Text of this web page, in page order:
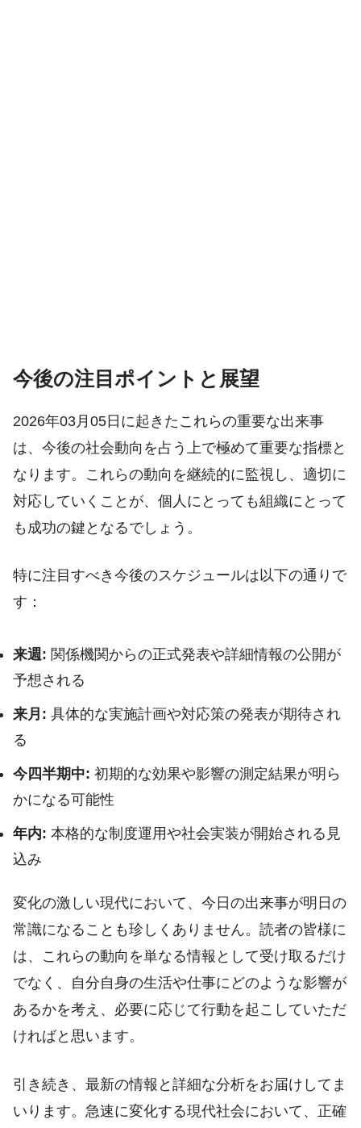
今後の注目ポイントと展望
2026年03月05日に起きたこれらの重要な出来事
は、今後の社会動向を占う上で極めて重要な指標と
なります。これらの動向を継続的に監視し、適切に
対応していくことが、個人にとっても組織にとって
も成功の鍵となるでしょう。
特に注目すべき今後のスケジュールは以下の通りで
す：
来週: 関係機関からの正式発表や詳細情報の公開が
予想される
来月: 具体的な実施計画や対応策の発表が期待され
る
今四半期中: 初期的な効果や影響の測定結果が明ら
かになる可能性
年内: 本格的な制度運用や社会実装が開始される見
込み
変化の激しい現代において、今日の出来事が明日の
常識になることも珍しくありません。読者の皆様に
は、これらの動向を単なる情報として受け取るだけ
でなく、自分自身の生活や仕事にどのような影響が
あるかを考え、必要に応じて行動を起こしていただ
ければと思います。
引き続き、最新の情報と詳細な分析をお届けしてま
いります。急速に変化する現代社会において、正確